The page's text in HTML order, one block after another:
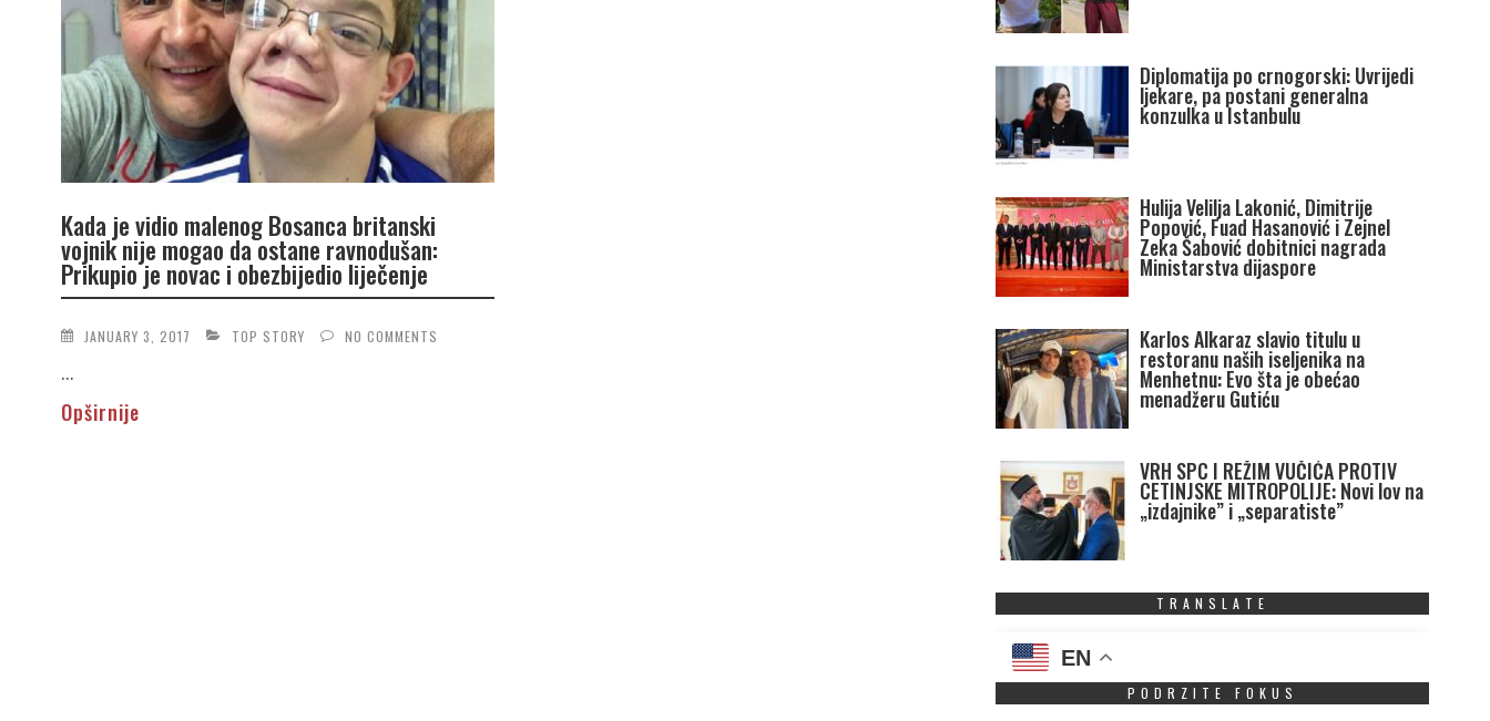
Kada je vidio malenog Bosanca britanski
vojnik nije mogao da ostane ravnodušan:
Prikupio je novac i obezbijedio liječenje
JANUARY 3, 2017 TOP STORY NO COMMENTS
...
Opširnije
Diplomatija po crnogorski: Uvrijedi
ljekare, pa postani generalna
konzulka u Istanbulu
Hulija Velilja Lakonić, Dimitrije
Popović, Fuad Hasanović i Zejnel
Zeka Šabović dobitnici nagrada
Ministarstva dijaspore
Karlos Alkaraz slavio titulu u
restoranu naših iseljenika na
Menhetnu: Evo šta je obećao
menadžeru Gutiću
VRH SPC I REŽIM VUČIĆA PROTIV
CETINJSKE MITROPOLIJE: Novi lov na
„izdajnike” i „separatiste”
TRANSLATE
EN
PODRZITE FOKUS